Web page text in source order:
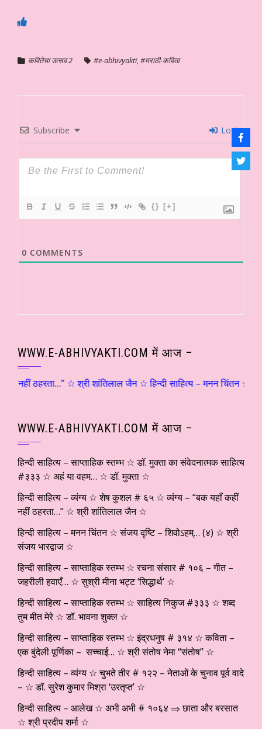
कवितेचा उत्सव 2 #e-abhivyakti, #मराठी-कविता
Subscribe Login
{} [+]
0 COMMENTS
WWW.E-ABHIVYAKTI.COM में आज –
☆ श्री शांतिलाल जैन ☆ हिन्दी साहित्य – मनन चिंतन ☆ संजय
WWW.E-ABHIVYAKTI.COM में आज –
हिन्दी साहित्य – साप्ताहिक स्तम्भ ☆ डॉ. मुक्ता का संवेदनात्मक साहित्य
#३३३ ☆ अहं या वहम… ☆ डॉ. मुक्ता ☆
हिन्दी साहित्य – व्यंग्य ☆ शेष कुशल # ६५ ☆ व्यंग्य – “बक यहाँ कहीं
नहीं ठहरता…” ☆ श्री शांतिलाल जैन ☆
हिन्दी साहित्य – मनन चिंतन ☆ संजय दृष्टि – शिवोऽहम्… (४) ☆ श्री
संजय भारद्वाज ☆
हिन्दी साहित्य – साप्ताहिक स्तम्भ ☆ रचना संसार # १०६ – गीत –
जहरीली हवाएँ… ☆ सुश्री मीना भट्ट ‘सिद्धार्थ’ ☆
हिन्दी साहित्य – साप्ताहिक स्तम्भ ☆ साहित्य निकुज #३३३ ☆ शब्द
तुम मीत मेरे ☆ डॉ. भावना शुक्ल ☆
हिन्दी साहित्य – साप्ताहिक स्तम्भ ☆ इंद्रधनुष # ३१४ ☆ कविता –
एक बुंदेली पूर्णिका – सच्चाई… ☆ श्री संतोष नेमा “संतोष” ☆
हिन्दी साहित्य – व्यंग्य ☆ चुभते तीर # १२२ – नेताओं के चुनाव पूर्व वादे
– ☆ डॉ. सुरेश कुमार मिश्रा ‘उरतृप्त’ ☆
हिन्दी साहित्य – आलेख ☆ अभी अभी # १०६४ ⇒ छाता और बरसात
☆ श्री प्रदीप शर्मा ☆